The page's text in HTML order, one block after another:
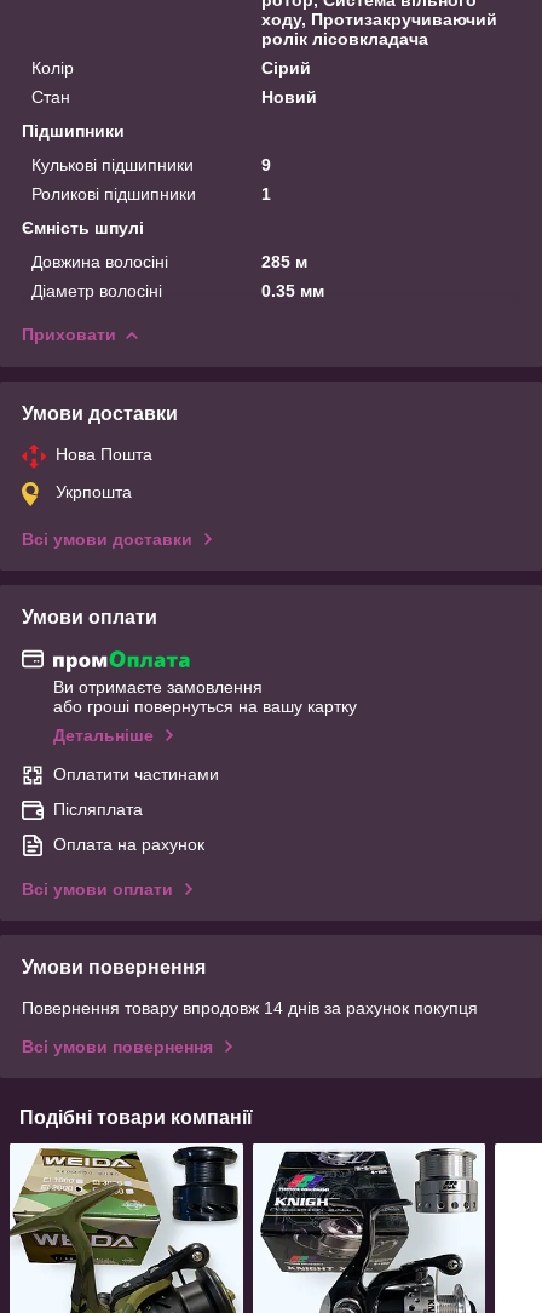
ходу, Протизакручиваючий
ролік лісовкладача
Колір
Сірий
Стан
Новий
Підшипники
Кулькові підшипники
9
Роликові підшипники
1
Ємність шпулі
Довжина волосіні
285 м
Діаметр волосіні
0.35 мм
Приховати
Умови доставки
Нова Пошта
Укрпошта
Всі умови доставки
Умови оплати
Ви отримаєте замовлення
або гроші повернуться на вашу картку
Детальніше
Оплатити частинами
Післяплата
Оплата на рахунок
Всі умови оплати
Умови повернення
Повернення товару впродовж 14 днів за рахунок покупця
Всі умови повернення
Подібні товари компанії